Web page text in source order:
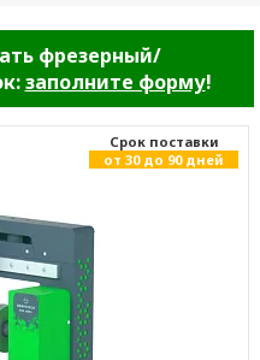
фрезерный/
заполните форму!
Cрок поставки
от 30 до 90 дней